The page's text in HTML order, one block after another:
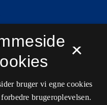
×
bruger vi egne cookies
brugeroplevelsen.